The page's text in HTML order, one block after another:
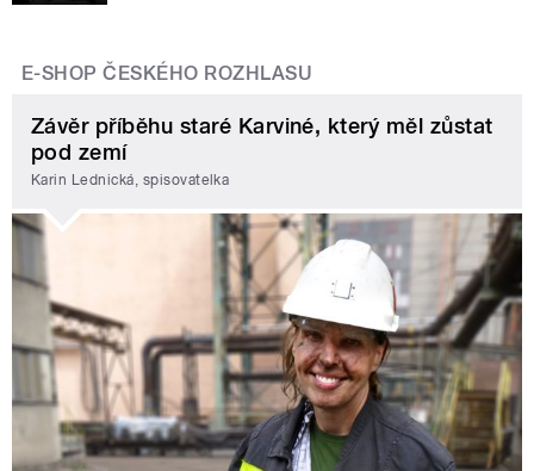
E-SHOP ČESKÉHO ROZHLASU
Závěr příběhu staré Karviné, který měl zůstat
pod zemí
Karin Lednická, spisovatelka